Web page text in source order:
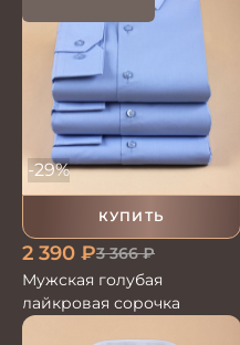
КУПИТЬ
-29%
2 390 ₽3 366₽
Мужская голубая
лайкровая сорочка